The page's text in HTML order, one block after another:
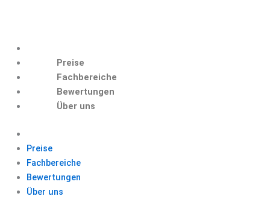
Preise
Fachbereiche
Bewertungen
Über uns
Preise
Fachbereiche
Bewertungen
Über uns